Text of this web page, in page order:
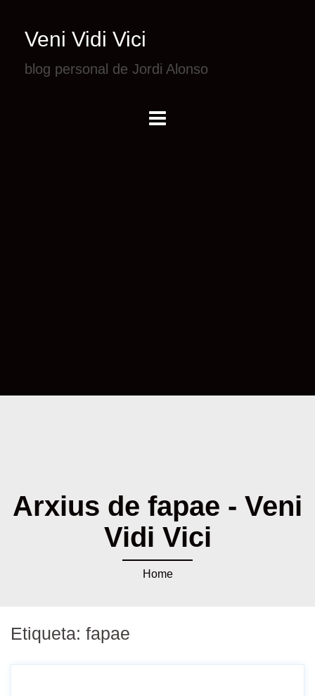
Veni Vidi Vici
blog personal de Jordi Alonso
Arxius de fapae - Veni
Vidi Vici
Home
Etiqueta: fapae